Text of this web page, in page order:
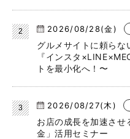
2026/08/28(金)
グルメサイトに頼らな
『インスタ
トを最小化へ！〜
2026/08/27(木)
お店の成長を加速さ
金」活用セミナー